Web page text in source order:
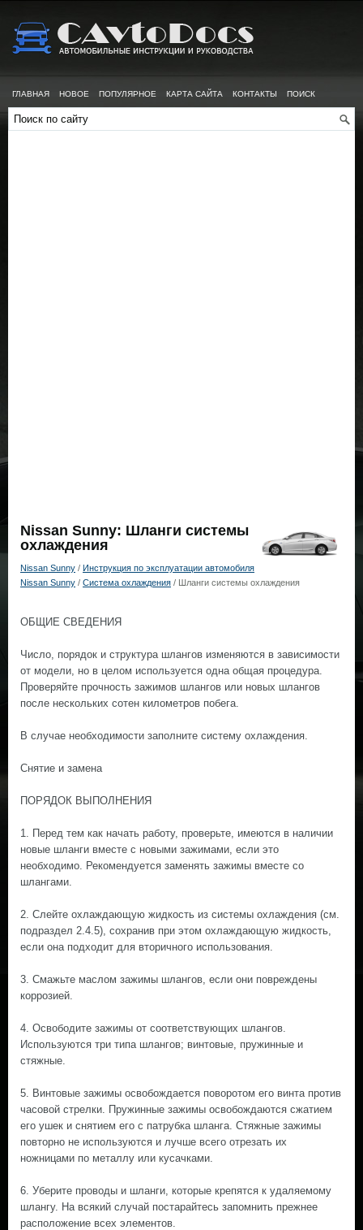
ГЛАВНАЯ НОВОЕ ПОПУЛЯРНОЕ КАРТА САЙТА КОНТАКТЫ ПОИСК
Nissan Sunny: Шланги системы
охлаждения
Nissan Sunny / Инструкция по эксплуатации автомобиля
Nissan Sunny / Система охлаждения / Шланги системы охлаждения
ОБЩИЕ СВЕДЕНИЯ
Число, порядок и структура шлангов изменяются в зависимости
от модели, но в целом используется одна общая процедура.
Проверяйте прочность зажимов шлангов или новых шлангов
после нескольких сотен километров побега.
В случае необходимости заполните систему охлаждения.
Снятие и замена
ПОРЯДОК ВЫПОЛНЕНИЯ
1. Перед тем как начать работу, проверьте, имеются в наличии
новые шланги вместе с новыми зажимами, если это
необходимо. Рекомендуется заменять зажимы вместе со
шлангами.
2. Слейте охлаждающую жидкость из системы охлаждения (см.
подраздел 2.4.5), сохранив при этом охлаждающую жидкость,
если она подходит для вторичного использования.
3. Смажьте маслом зажимы шлангов, если они повреждены
коррозией.
4. Освободите зажимы от соответствующих шлангов.
Используются три типа шлангов; винтовые, пружинные и
стяжные.
5. Винтовые зажимы освобождается поворотом его винта против
часовой стрелки. Пружинные зажимы освобождаются сжатием
его ушек и снятием его с патрубка шланга. Стяжные зажимы
повторно не используются и лучше всего отрезать их
ножницами по металлу или кусачками.
6. Уберите проводы и шланги, которые крепятся к удаляемому
шлангу. На всякий случай постарайтесь запомнить прежнее
расположение всех элементов.